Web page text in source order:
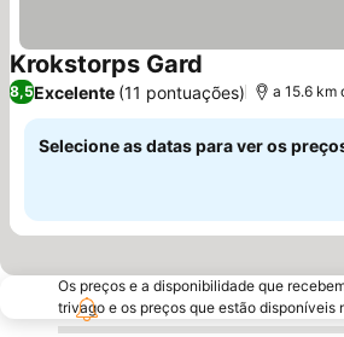
Krokstorps Gard
8,5Excelente (11 pontuações) a 15.6 km
Selecione as datas para ver os
Os preços e a disponibilidade que
trivago e os preços que estão disponíveis